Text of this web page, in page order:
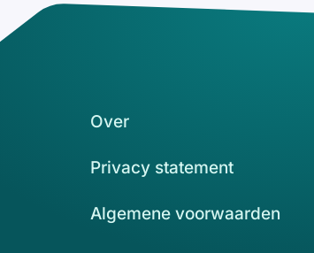
Over
Privacy statement
Algemene voorwaarden